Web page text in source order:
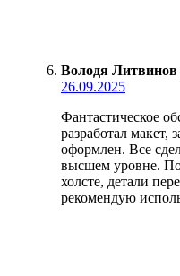
Володя Литвинов
26.09.2025
Фантастическое
разработал макет,
оформлен. Все
высшем уровне.
холсте, детали
рекомендую